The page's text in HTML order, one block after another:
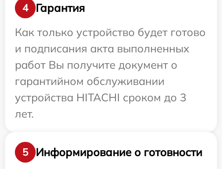
4
Гарантия
Как только устройство будет готово
и подписания акта выполненных
работ Вы получите документ о
гарантийном обслуживании
устройства HITACHI сроком до 3
лет.
5
Информирование о готовности